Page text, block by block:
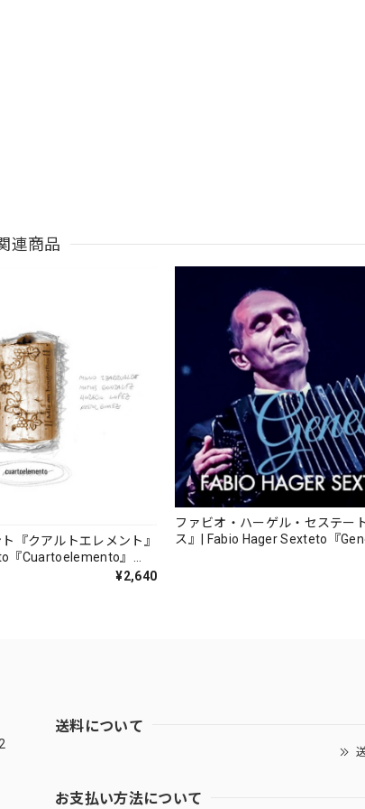
連商品
『クアルトエレメント』
『Cuartoelemento』
¥2,640
ファビオ・ハーゲル・セステー
ス』| Fabio Hager Sexteto『
送料について
お支払い方法について